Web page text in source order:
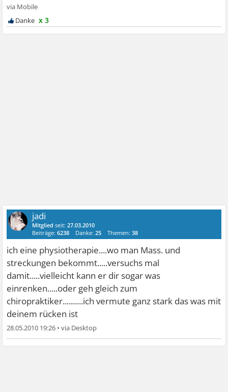
x 3
jadi
Mitglied seit:27.03.2010
Beiträge:6238 Danke:25 Themen:38
ich eine physiotherapie....wo man Mass. und
streckungen bekommt.....versuchs mal
damit.....vielleicht kann er dir sogar was
einrenken.....oder geh gleich zum
chiropraktiker..........ich vermute ganz stark das was mit
deinem rücken ist
28.05.2010 19:26 •